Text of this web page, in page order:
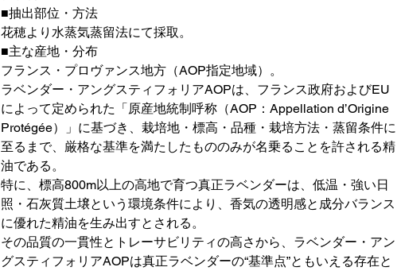
■抽出部位・方法
花穂より水蒸気蒸留法にて採取。
■主な産地・分布
フランス・プロヴァンス地方（AOP指定地域）。
ラベンダー・アングスティフォリアAOPは、フランス政府およびEU
によって定められた「原産地統制呼称（AOP：Appellation d’Origine
Protégée）」に基づき、栽培地・標高・品種・栽培方法・蒸留条件に
至るまで、厳格な基準を満たしたもののみが名乗ることを許される精
油である。
特に、標高800m以上の高地で育つ真正ラベンダーは、低温・強い日
照・石灰質土壌という環境条件により、香気の透明感と成分バランス
に優れた精油を生み出すとされる。
その品質の一貫性とトレーサビリティの高さから、ラベンダー・アン
グスティフォリアAOPは真正ラベンダーの“基準点”ともいえる存在と